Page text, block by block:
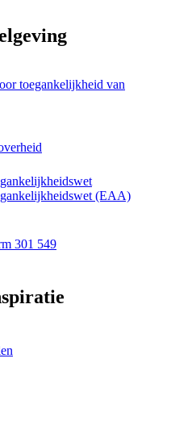
toegankelijkheid van
(EAA)
301 549